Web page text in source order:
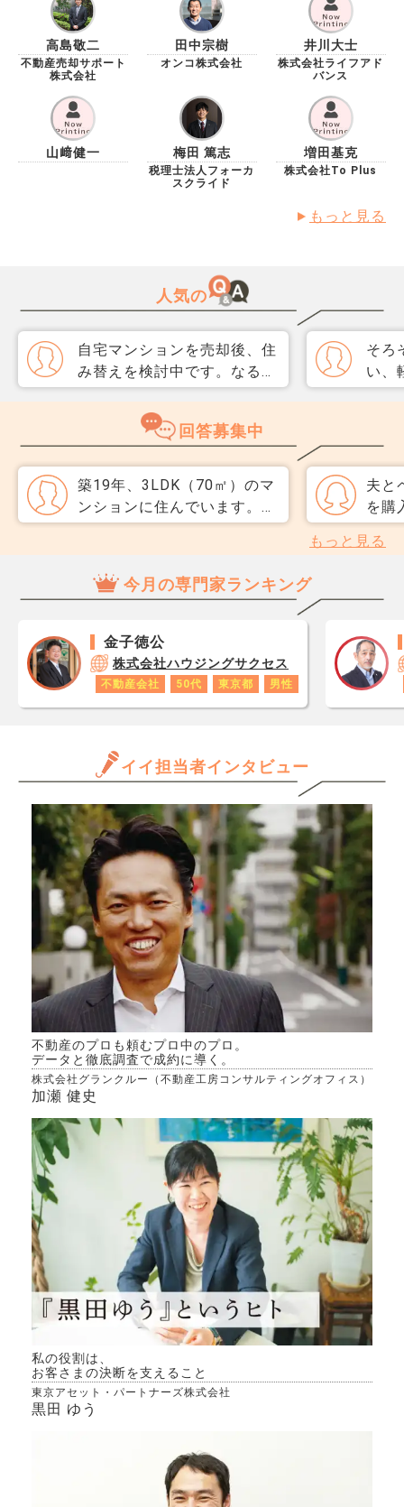
で駅近ではない場合は下回る可能性は高くなるのでしょ
うか？また、実際売却時にローン残債がある方は多いの
でしょうか？どのようにシュミレーションすればいいか
わからずご教示いただきたいです。
高島敬二
不動産売却サポート
株式会社
田中宗樹
オンコ株式会社
井川大士
株式会社ライフアド
バンス
山﨑健一 梅田 篤志
税理士法人フォーカ
スクライド
増田基克
株式会社To Plus
もっと見る
人気の
自宅マンションを売却後、住
み替えを検討中です。なるべ
く3か月以内に売却をしたい
のですが、一般媒介と専任媒
介で迷っています。 窓口は
だと思うのですが、友人には
専任をおすすめされました。
それぞれメリットデメリット
そろ
い、
取り
直、
のか
だ、
スコ
が1
です
あり
ロ
だけ
ます
きる
か、
専門
回答募集中
築19年、3LDK（70㎡）のマ
ンションに住んでいます。
今年の4月に大阪へ転勤が決
ローン残りは約1,400万円、
近隣の同じようなマンション
相場で、我が家は4700万円
程で売出ています。 引っ越
しまで残り3か月ですが、ま
転勤先の家賃の両方を支払う
貯蓄がありません。 とにか
く早く売却したいのですが、
金額を下げる以外に何か戦略
等あれば教えてください。よ
ろしくお願いします。
夫と
を購
後の
復帰
みま
円、
当初
もっと見る
今月の専門家ランキング
金子徳公
株式会社ハウジングサクセス
不動産会社 50代 東京都 男性
イイ担当者インタビュー
不動産のプロも頼むプロ中のプロ。
データと徹底調査で成約に導く。
株式会社グランクルー（不動産工房コンサルティングオフィス）
加瀬 健史
私の役割は、
お客さまの決断を支えること
東京アセット・パートナーズ株式会社
黒田 ゆう